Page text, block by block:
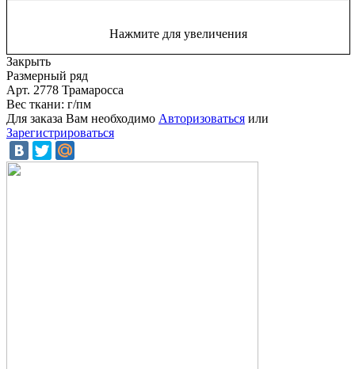
Нажмите для увеличения
Закрыть
Размерный ряд
Арт. 2778 Трамаросса
Вес ткани: г/пм
Для заказа Вам необходимо Авторизоваться или
Зарегистрироваться